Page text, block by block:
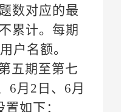
户名额。
如下：